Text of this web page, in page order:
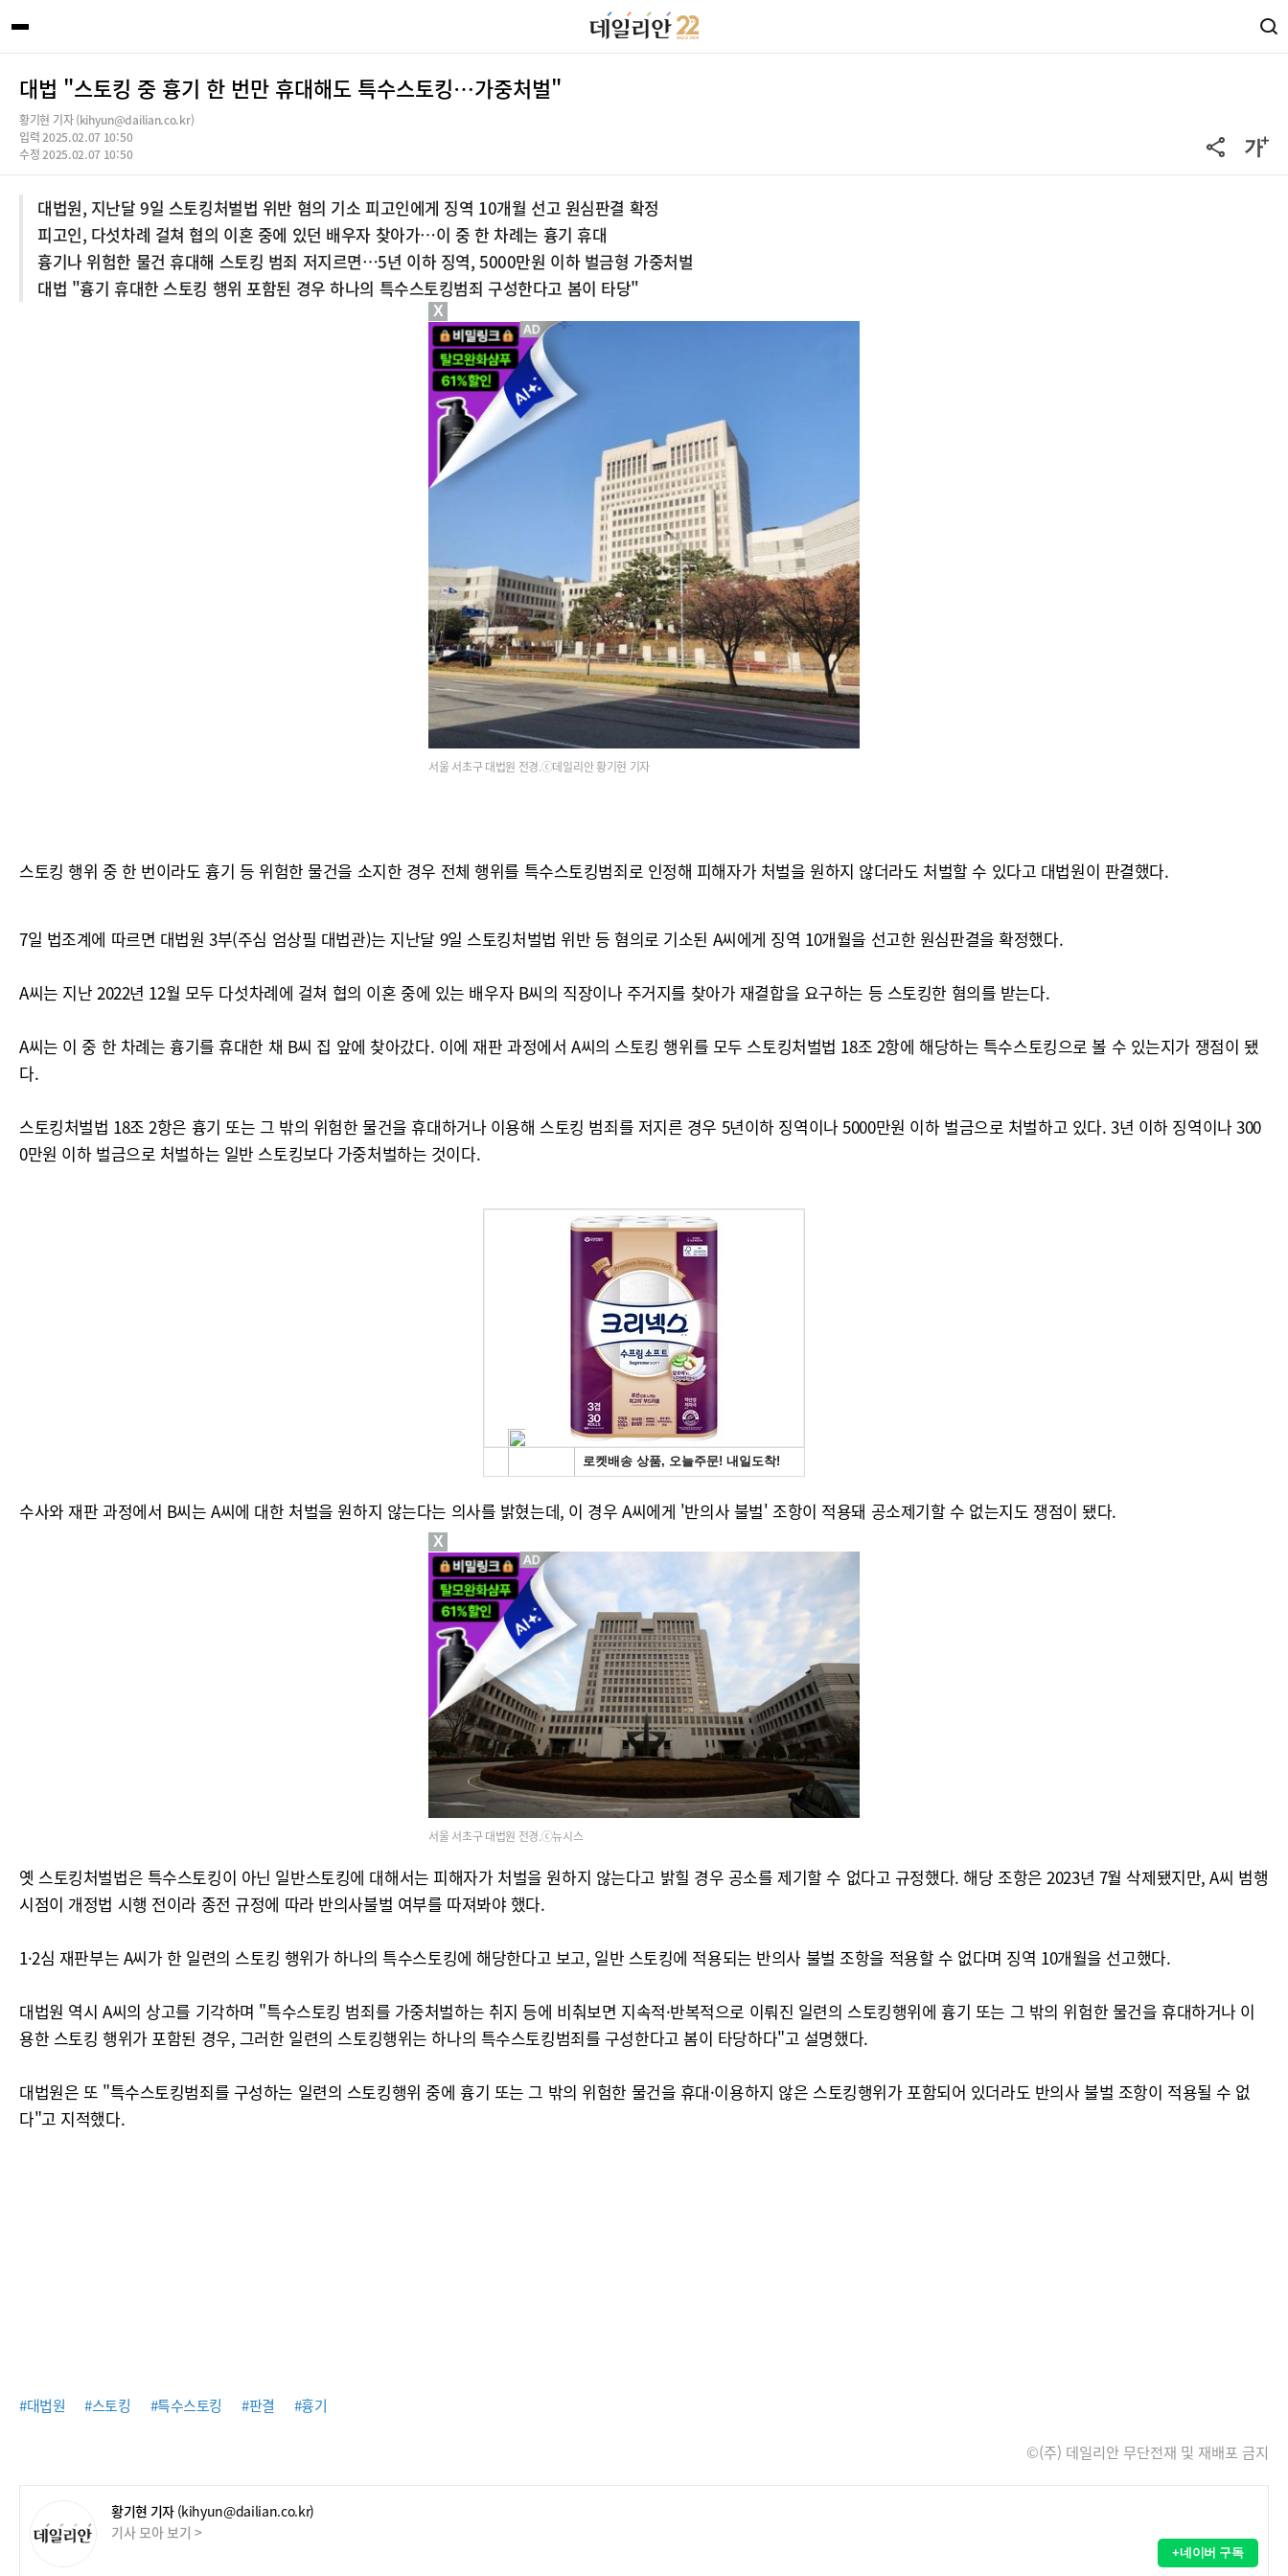
대법 "스토킹 중 흉기 한 번만 휴대해도 특수스토킹…가중처벌"
황기현 기자 (kihyun@dailian.co.kr)
입력 2025.02.07 10:50
수정 2025.02.07 10:50
대법원, 지난달 9일 스토킹처벌법 위반 혐의 기소 피고인에게 징역 10개월 선고 원심판결 확정
피고인, 다섯차례 걸쳐 협의 이혼 중에 있던 배우자 찾아가…이 중 한 차례는 흉기 휴대
흉기나 위험한 물건 휴대해 스토킹 범죄 저지르면…5년 이하 징역, 5000만원 이하 벌금형 가중처벌
대법 "흉기 휴대한 스토킹 행위 포함된 경우 하나의 특수스토킹범죄 구성한다고 봄이 타당"
서울 서초구 대법원 전경.ⓒ데일리안 황기현 기자
스토킹 행위 중 한 번이라도 흉기 등 위험한 물건을 소지한 경우 전체 행위를 특수스토킹범죄로 인정해 피해자가 처벌을 원하지 않더라도 처벌할 수 있다고 대법원이 판결했다.
7일 법조계에 따르면 대법원 3부(주심 엄상필 대법관)는 지난달 9일 스토킹처벌법 위반 등 혐의로 기소된 A씨에게 징역 10개월을 선고한 원심판결을 확정했다.
A씨는 지난 2022년 12월 모두 다섯차례에 걸쳐 협의 이혼 중에 있는 배우자 B씨의 직장이나 주거지를 찾아가 재결합을 요구하는 등 스토킹한 혐의를 받는다.
A씨는 이 중 한 차례는 흉기를 휴대한 채 B씨 집 앞에 찾아갔다. 이에 재판 과정에서 A씨의 스토킹 행위를 모두 스토킹처벌법 18조 2항에 해당하는 특수스토킹으로 볼 수 있는지가 쟁점이 됐
다.
스토킹처벌법 18조 2항은 흉기 또는 그 밖의 위험한 물건을 휴대하거나 이용해 스토킹 범죄를 저지른 경우 5년이하 징역이나 5000만원 이하 벌금으로 처벌하고 있다. 3년 이하 징역이나 300
0만원 이하 벌금으로 처벌하는 일반 스토킹보다 가중처벌하는 것이다.
수사와 재판 과정에서 B씨는 A씨에 대한 처벌을 원하지 않는다는 의사를 밝혔는데, 이 경우 A씨에게 '반의사 불벌' 조항이 적용돼 공소제기할 수 없는지도 쟁점이 됐다.
서울 서초구 대법원 전경.ⓒ뉴시스
옛 스토킹처벌법은 특수스토킹이 아닌 일반스토킹에 대해서는 피해자가 처벌을 원하지 않는다고 밝힐 경우 공소를 제기할 수 없다고 규정했다. 해당 조항은 2023년 7월 삭제됐지만, A씨 범행
시점이 개정법 시행 전이라 종전 규정에 따라 반의사불벌 여부를 따져봐야 했다.
1·2심 재판부는 A씨가 한 일련의 스토킹 행위가 하나의 특수스토킹에 해당한다고 보고, 일반 스토킹에 적용되는 반의사 불벌 조항을 적용할 수 없다며 징역 10개월을 선고했다.
대법원 역시 A씨의 상고를 기각하며 "특수스토킹 범죄를 가중처벌하는 취지 등에 비춰보면 지속적·반복적으로 이뤄진 일련의 스토킹행위에 흉기 또는 그 밖의 위험한 물건을 휴대하거나 이
용한 스토킹 행위가 포함된 경우, 그러한 일련의 스토킹행위는 하나의 특수스토킹범죄를 구성한다고 봄이 타당하다"고 설명했다.
대법원은 또 "특수스토킹범죄를 구성하는 일련의 스토킹행위 중에 흉기 또는 그 밖의 위험한 물건을 휴대·이용하지 않은 스토킹행위가 포함되어 있더라도 반의사 불벌 조항이 적용될 수 없
다"고 지적했다.
#대법원 #스토킹 #특수스토킹 #판결 #흉기
©(주) 데일리안 무단전재 및 재배포 금지
황기현 기자 (kihyun@dailian.co.kr)
기사 모아 보기 >
+네이버 구독
X
X